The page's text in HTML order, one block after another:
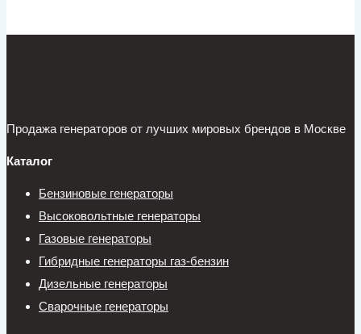
Продажа генераторов от лучших мировых брендов в Москве
Каталог
Бензиновые генераторы
Высоковольтные генераторы
Газовые генераторы
Гибридные генераторы газ-бензин
Дизельные генераторы
Сварочные генераторы